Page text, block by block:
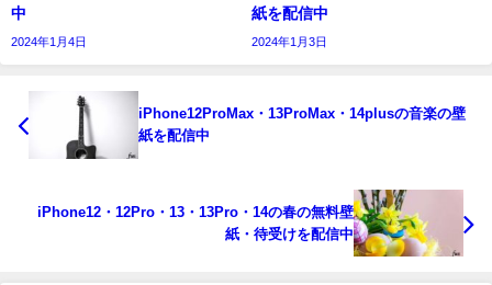
中
2024年1月4日
紙を配信中
2024年1月3日
iPhone12ProMax・13ProMax・14plusの音楽の壁
紙を配信中
iPhone12・12Pro・13・13Pro・14の春の無料壁
紙・待受けを配信中